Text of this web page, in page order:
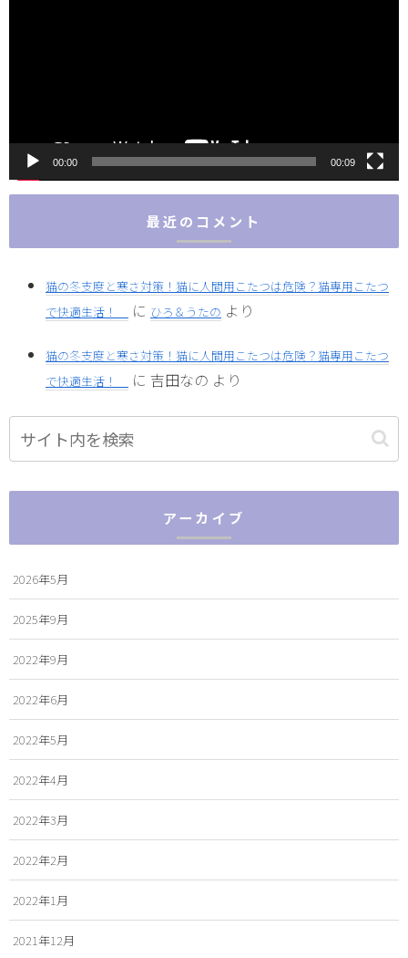
00:00 00:09
最近のコメント
猫の冬支度と寒さ対策！猫に人間用こたつは危険？猫専用こたつ
で快適生活！
に ひろ＆うたの より
猫の冬支度と寒さ対策！猫に人間用こたつは危険？猫専用こたつ
で快適生活！
に 吉田なの より
アーカイブ
2026年5月
2025年9月
2022年9月
2022年6月
2022年5月
2022年4月
2022年3月
2022年2月
2022年1月
2021年12月